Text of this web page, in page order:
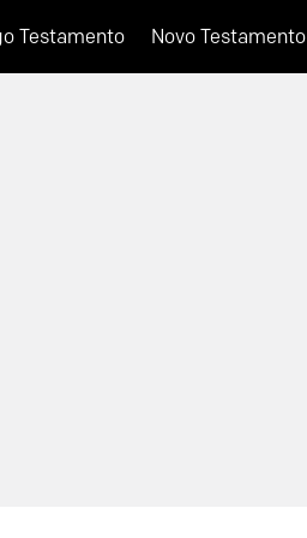
Testamento Novo Testamento